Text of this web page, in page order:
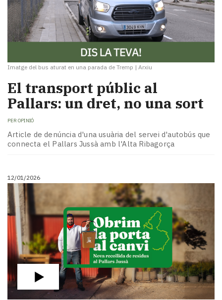
Imatge del bus aturat en una parada de Tremp | Arxiu
El transport públic al
Pallars: un dret, no una sort
PER OPINIÓ
Article de denúncia d'una usuària del servei d'autobús que
connecta el Pallars Jussà amb l'Alta Ribagorça
12/01/2026